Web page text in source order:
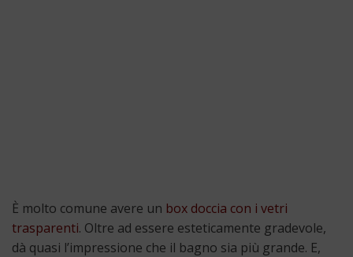
È molto comune avere un box doccia con i vetri
trasparenti. Oltre ad essere esteticamente gradevole,
dà quasi l’impressione che il bagno sia più grande. E,